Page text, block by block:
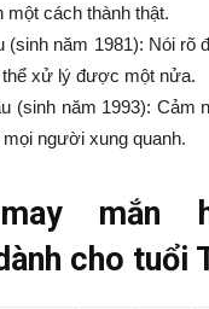
một cách thành thật.
(sinh năm 1981): Nói rõ
thể xử lý được một nửa.
(sinh năm 1993): Cảm
người xung quanh.
mắn
cho tuổi